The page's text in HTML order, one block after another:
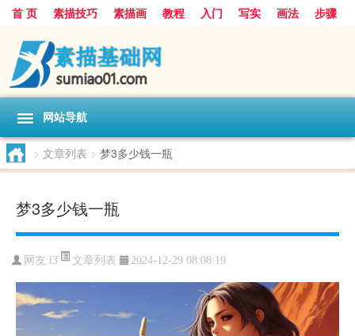
首 页 素描技巧 素描画 教程 入门 写实 画法
步骤
基础
超写实
网站导航
> 文章列表 > 梦3多少钱一瓶
梦3多少钱一瓶
网友:l3 文章列表 2024-12-29 08:08:19